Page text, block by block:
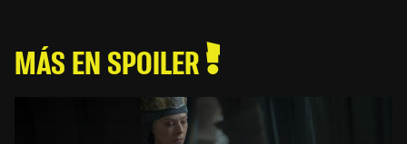
MÁS EN SPOILER